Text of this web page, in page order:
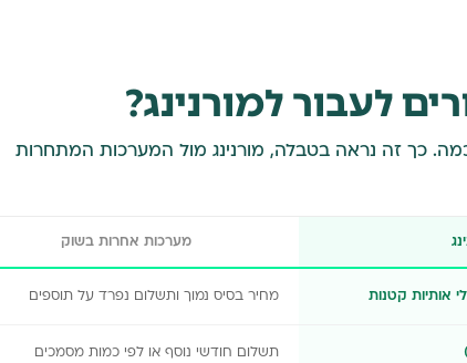
לעבור למורנינג?
כך זה נראה בטבלה, מורנינג מול המערכות המתחרות
מערכות אחרות בשוק
אותיות קטנות מחיר בסיס נמוך ותשלום נפרד על תוספים
תשלום חודשי נוסף או לפי כמות מסמכים